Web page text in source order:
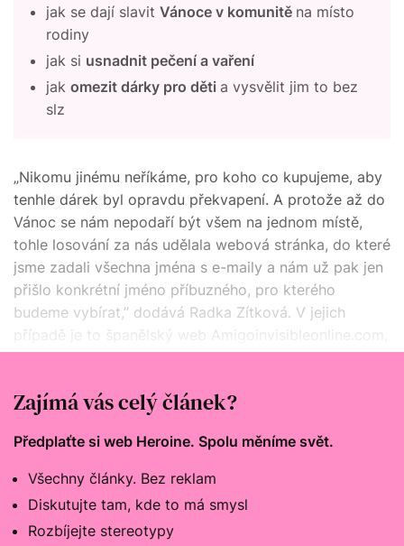
jak se dají slavit Vánoce v komunitě na místo
rodiny
jak si usnadnit pečení a vaření
jak omezit dárky pro děti a vysvělit jim to bez
slz
„Nikomu jinému neříkáme, pro koho co kupujeme, aby
tenhle dárek byl opravdu překvapení. A protože až do
Vánoc se nám nepodaří být všem na jednom místě,
tohle losování za nás udělala webová stránka, do které
jsme zadali všechna jména s e-maily a nám už pak jen
přišlo konkrétní jméno příbuzného, pro kterého
budeme vybírat,” dodává Radka Zítková. V jejich
případě je to španělský web Amigoinvisibleonline.com,
z dalších je to pak populární Elfster.com,
Zajímá vás celý článek?
Předplaťte si web Heroine. Spolu měníme svět.
Všechny články. Bez reklam
Diskutujte tam, kde to má smysl
Rozbíjejte stereotypy